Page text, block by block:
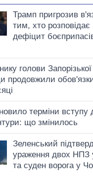
Трамп пригрозив
тим, хто
дефіцит
голови Запорізької
продовжили
терміни вступу
що змінилось
Зеленський
ураження двох НПЗ
та суден ворога у